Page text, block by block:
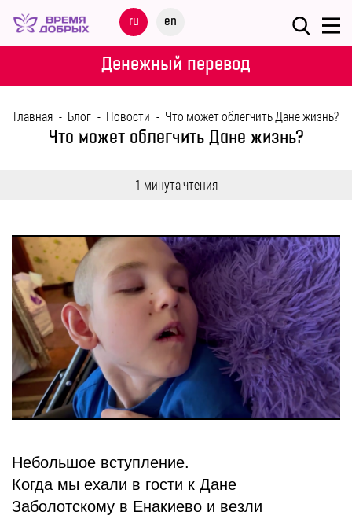
ru en
Меню
НАШИ
ПАРТНЕРАМ
МЕРОПРИЯТИЯ
ПОМОЩЬ
БЛОГ
Денежный перевод
Главная - Блог - Новости - Что может облегчить Дане жизнь?
Что может облегчить Дане жизнь?
1 минута чтения
Небольшое вступление.
Когда мы ехали в гости к Дане
Заболотскому в Енакиево и везли